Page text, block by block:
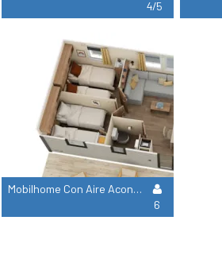
4/5
Mobilhome Con Aire Acondicionado Para 6 Personas
6